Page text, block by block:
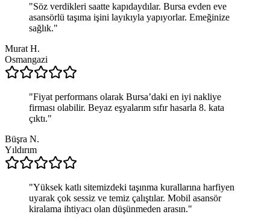
"Söz verdikleri saatte kapıdaydılar. Bursa evden eve
asansörlü taşıma işini layıkıyla yapıyorlar. Emeğinize
sağlık."
Murat H.
Osmangazi
"Fiyat performans olarak Bursa’daki en iyi nakliye
firması olabilir. Beyaz eşyalarım sıfır hasarla 8. kata
çıktı."
Büşra N.
Yıldırım
"Yüksek katlı sitemizdeki taşınma kurallarına harfiyen
uyarak çok sessiz ve temiz çalıştılar. Mobil asansör
kiralama ihtiyacı olan düşünmeden arasın."